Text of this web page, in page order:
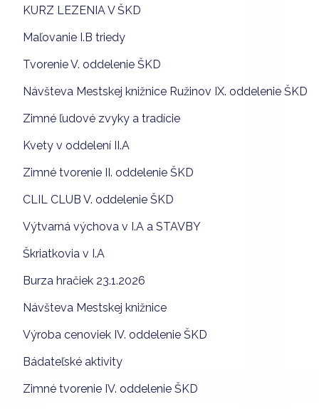
KURZ LEZENIA V ŠKD
Maľovanie I.B triedy
Tvorenie V. oddelenie ŠKD
Návšteva Mestskej knižnice Ružinov IX. oddelenie ŠKD
Zimné ľudové zvyky a tradície
Kvety v oddelení II.A
Zimné tvorenie II. oddelenie ŠKD
CLIL CLUB V. oddelenie ŠKD
Výtvarná výchova v I.A a STAVBY
Škriatkovia v I.A
Burza hračiek 23.1.2026
Návšteva Mestskej knižnice
Výroba cenoviek IV. oddelenie ŠKD
Bádateľské aktivity
Zimné tvorenie IV. oddelenie ŠKD